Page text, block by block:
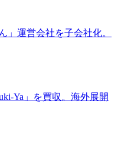
」運営会社を子会社化。
Ya」を買収。海外展開